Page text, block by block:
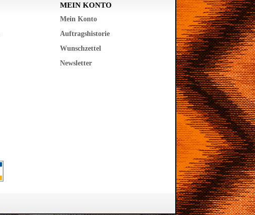
MEIN KONTO
Mein Konto
Auftragshistorie
Wunschzettel
Newsletter